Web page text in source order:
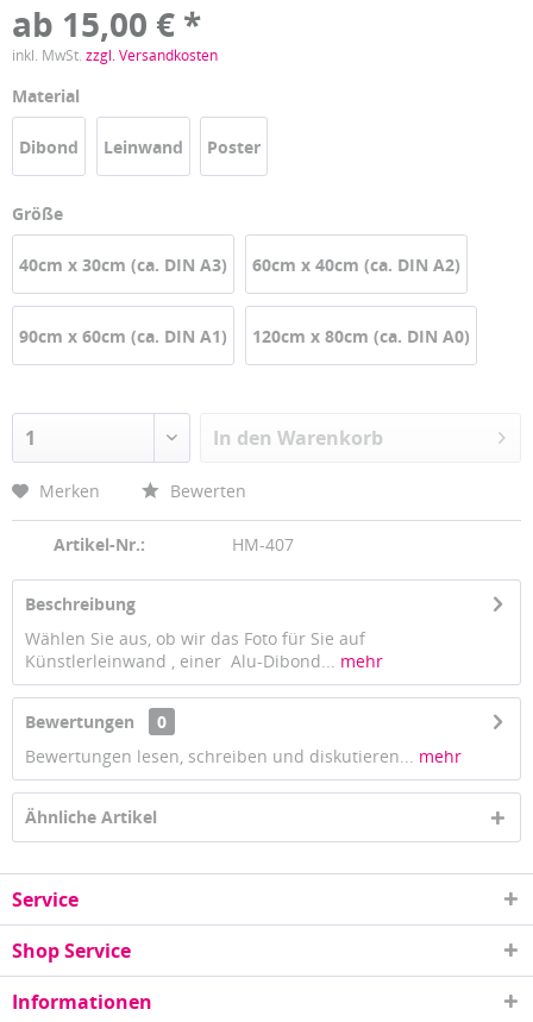
ab 15,00 € *
inkl. MwSt. zzgl. Versandkosten
Material
Dibond Leinwand Poster
Größe
40cm x 30cm (ca. DIN A3) 60cm x 40cm (ca. DIN A2)
90cm x 60cm (ca. DIN A1) 120cm x 80cm (ca. DIN A0)
In den Warenkorb
Merken Bewerten
Artikel-Nr.: HM-407
Beschreibung
Wählen Sie aus, ob wir das Foto für Sie auf
Künstlerleinwand , einer Alu-Dibond... mehr
Bewertungen
0
Bewertungen lesen, schreiben und diskutieren... mehr
Ähnliche Artikel
Service
Shop Service
Informationen